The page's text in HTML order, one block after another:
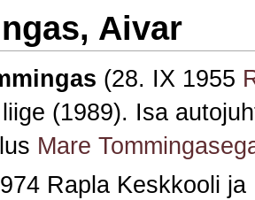
Aivar
(28. IX 1955
liige (1989). Isa
Mare
Rapla Keskkooli